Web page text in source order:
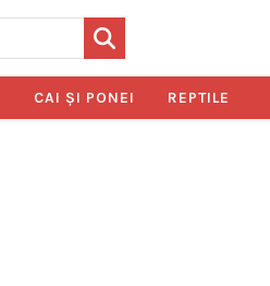
CAI ŞI PONEI REPTILE